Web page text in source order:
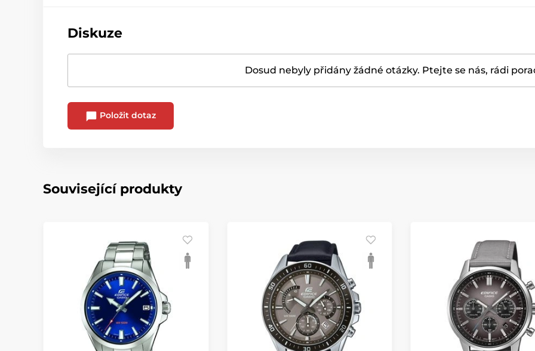
Diskuze
Dosud nebyly přidány žádné otázky. Ptejte se nás, rádi
Položit dotaz
Související produkty